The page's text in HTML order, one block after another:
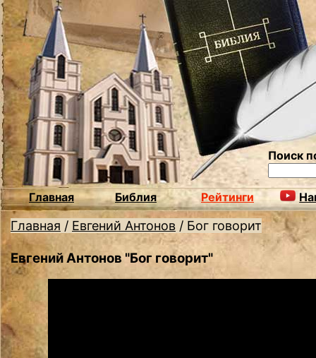
Поиск
Главная Библия Рейтинги
Главная / Евгений Антонов / Бог говорит
Евгений Антонов "Бог говорит"